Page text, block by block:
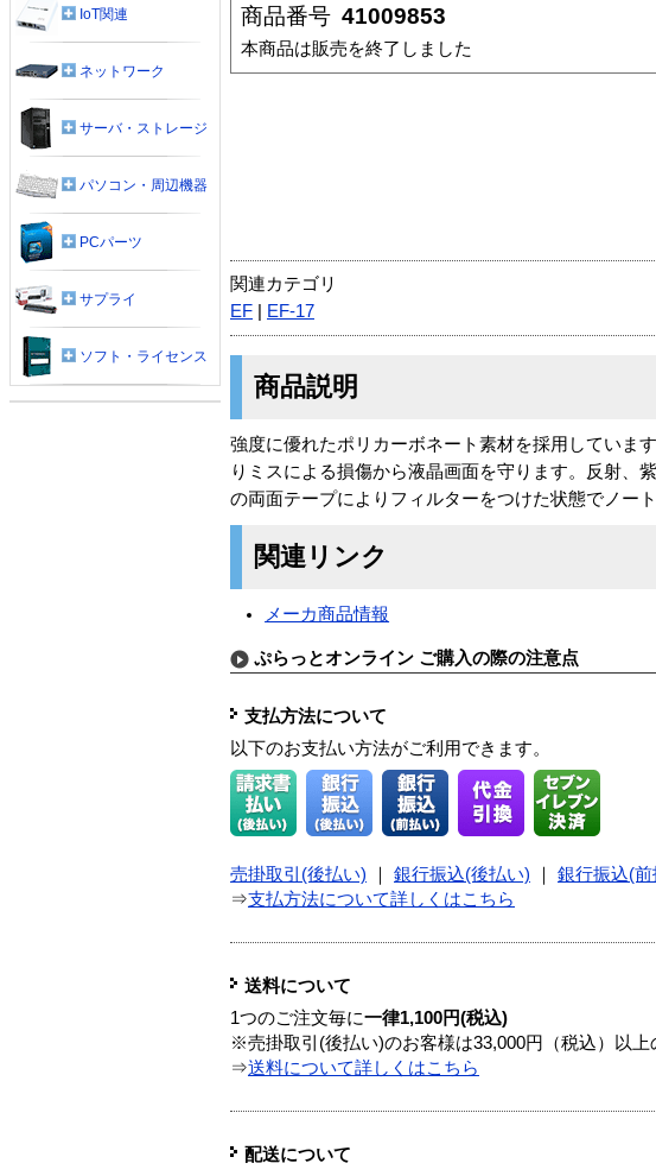
商品番号 41009853
本商品は販売を終了しました
関連カテゴリ
EF
EF-17
商品説明
強度に優れたポリカーボネート素材を採用していま
りミスによる損傷から液晶画面を守ります。反射、
の両面テープによりフィルターをつけた状態でノー
関連リンク
メーカ商品情報
ぷらっとオンライン ご購入の際の注意点
支払方法について
以下のお支払い方法がご利用できます。
売掛取引(後払い) 銀行振込(後払い) 銀行振込(前
⇒支払方法について詳しくはこちら
送料について
1つのご注文毎に一律1,100円(税込)
※売掛取引(後払い)のお客様は33,000円（税込）以上
⇒送料について詳しくはこちら
配送について
IoT関連
ネットワーク
サーバ・ストレージ
パソコン・周辺機器
PCパーツ
サプライ
ソフト・ライセンス